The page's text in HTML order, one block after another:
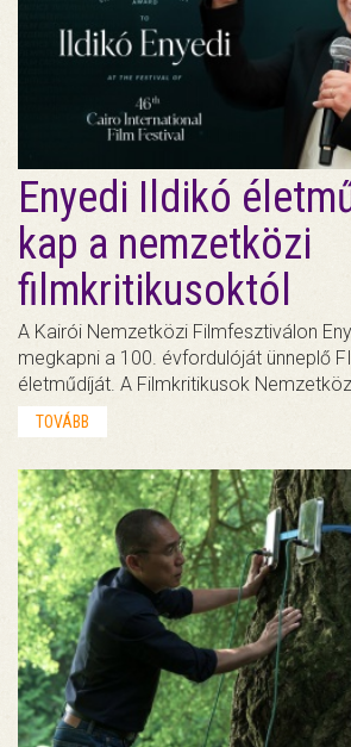
Enyedi Ildikó
kap a nemzetközi
filmkritikusoktól
A Kairói Nemzetközi Filmfesztiválon
megkapni a 100. évfordulóját ünneplő
életműdíját. A Filmkritikusok
TOVÁBB